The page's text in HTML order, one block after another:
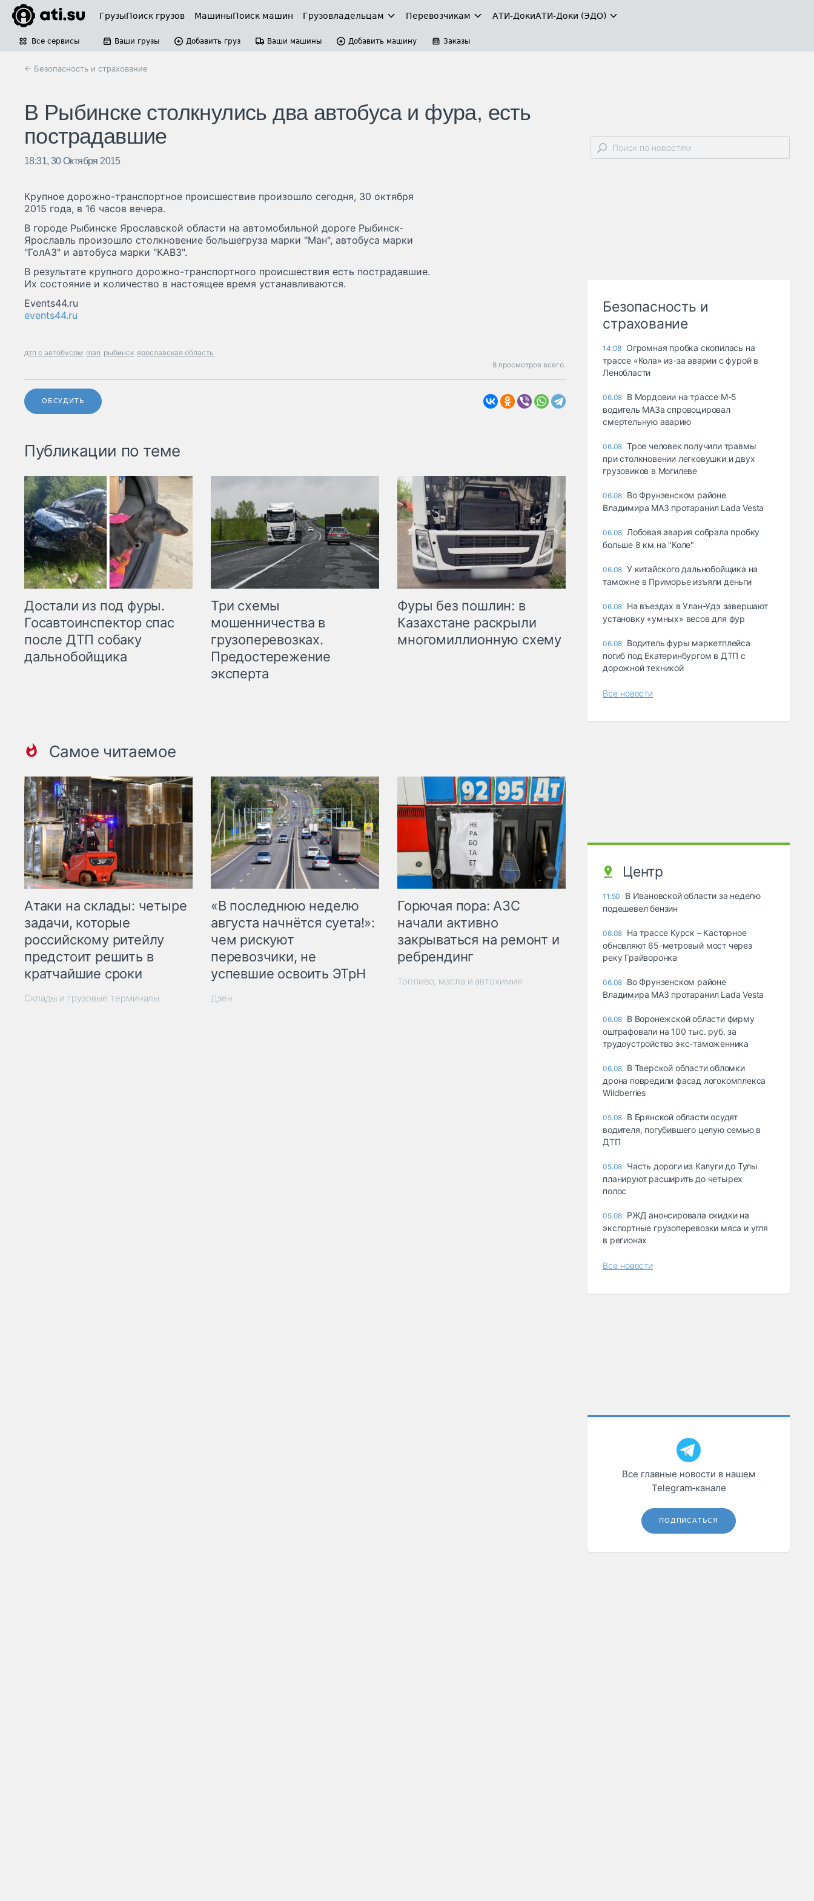
ГрузыПоиск грузов МашиныПоиск машин Грузовладельцам Перевозчикам АТИ-ДокиАТИ-Доки (ЭДО)
Все сервисы Ваши грузы Добавить груз Ваши машины Добавить машину Заказы
← Безопасность и страхование
В Рыбинске столкнулись два автобуса и фура, есть
пострадавшие
18:31, 30 Октября 2015
Крупное дорожно-транспортное происшествие произошло сегодня, 30 октября
2015 года, в 16 часов вечера.
В городе Рыбинске Ярославской области на автомобильной дороге Рыбинск-
Ярославль произошло столкновение большегруза марки "Ман", автобуса марки
"ГолАЗ" и автобуса марки "КАВЗ".
В результате крупного дорожно-транспортного происшествия есть пострадавшие.
Их состояние и количество в настоящее время устанавливаются.
Events44.ru
events44.ru
дтп с автобусом man рыбинск ярославская область
8 просмотров всего.
ОБСУДИТЬ
Публикации по теме
Достали из под фуры.
Госавтоинспектор спас
после ДТП собаку
дальнобойщика
Три схемы
мошенничества в
грузоперевозках.
Предостережение
эксперта
Фуры без пошлин: в
Казахстане раскрыли
многомиллионную схему
Самое читаемое
Атаки на склады: четыре
задачи, которые
российскому ритейлу
предстоит решить в
кратчайшие сроки
Склады и грузовые терминалы
«В последнюю неделю
августа начнётся суета!»:
чем рискуют
перевозчики, не
успевшие освоить ЭТрН
Дзен
Горючая пора: АЗС
начали активно
закрываться на ремонт и
ребрендинг
Топливо, масла и автохимия
Безопасность и
страхование
14:08 Огромная пробка скопилась на
трассе «Кола» из-за аварии с фурой в
Ленобласти
06.08 В Мордовии на трассе М-5
водитель МАЗа спровоцировал
смертельную аварию
06.08 Трое человек получили травмы
при столкновении легковушки и двух
грузовиков в Могилеве
06.08 Во Фрунзенском районе
Владимира МАЗ протаранил Lada Vesta
06.08 Лобовая авария собрала пробку
больше 8 км на "Коле"
06.08 У китайского дальнобойщика на
таможне в Приморье изъяли деньги
06.08 Ha въeздax в Улaн-Удэ зaвepшaют
ycтaнoвкy «yмныx» вecoв для фyp
06.08 Водитель фуры маркетплейса
погиб под Екатеринбургом в ДТП с
дорожной техникой
Все новости
Центр
11:50
В Ивановской области за неделю
подешевел бензин
06.08 На трассе Курск – Касторное
обновляют 65-метровый мост через
реку Грайворонка
06.08 Во Фрунзенском районе
Владимира МАЗ протаранил Lada Vesta
06.08 В Воронежской области фирму
оштрафовали на 100 тыс. руб. за
трудоустройство экс-таможенника
06.08 В Тверской области обломки
дрона повредили фасад логокомплекса
Wildberries
05.08 В Брянской области осудят
водителя, погубившего целую семью в
ДТП
05.08 Часть дороги из Калуги до Тулы
планируют расширить до четырех
полос
05.08 РЖД анонсировала скидки на
экспортные грузоперевозки мяса и угля
в регионах
Все новости
Все главные новости в нашем
Telegram‑канале
ПОДПИСАТЬСЯ